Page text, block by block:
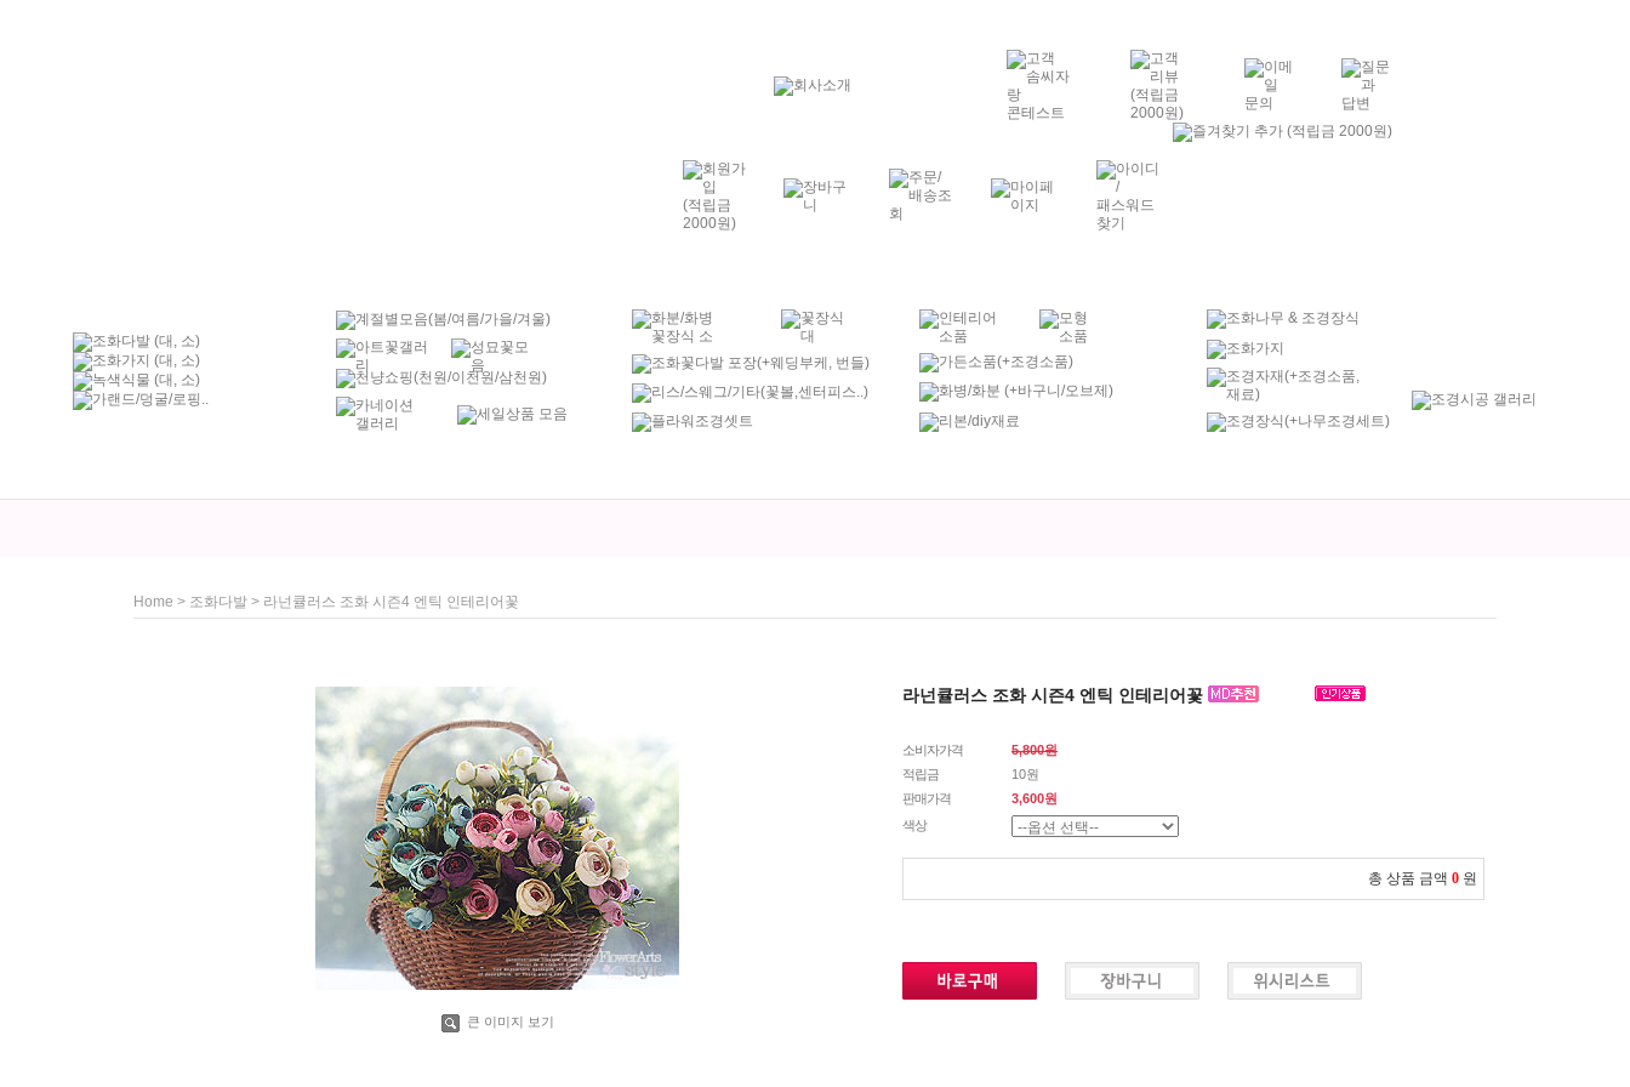
Home > 조화다발 > 라넌큘러스 조화 시즌4 엔틱 인테리어꽃
큰 이미지 보기
라넌큘러스 조화 시즌4 엔틱 인테리어꽃
소비자가격
5,800원
적립금
10원
판매가격
3,600원
색상
총 상품 금액 0 원